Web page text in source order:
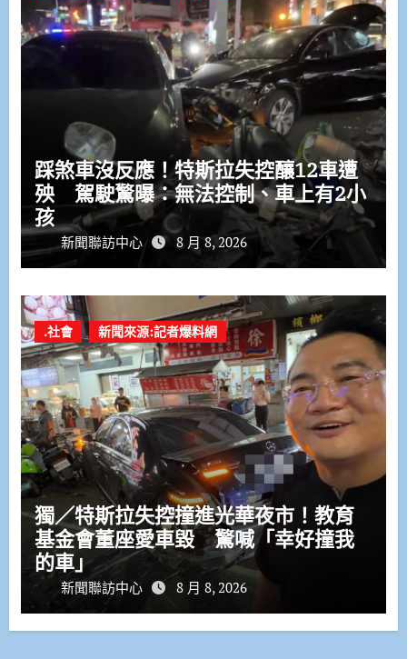
踩煞車沒反應！特斯拉失控釀12車遭
殃 駕駛驚曝：無法控制、車上有2小
孩
新聞聯訪中心 8 月 8, 2026
.社會 新聞來源:記者爆料網
獨／特斯拉失控撞進光華夜市！教育
基金會董座愛車毀 驚喊「幸好撞我
的車」
新聞聯訪中心 8 月 8, 2026